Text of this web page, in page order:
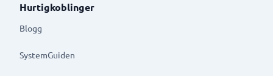
Hurtigkoblinger
Blogg
SystemGuiden